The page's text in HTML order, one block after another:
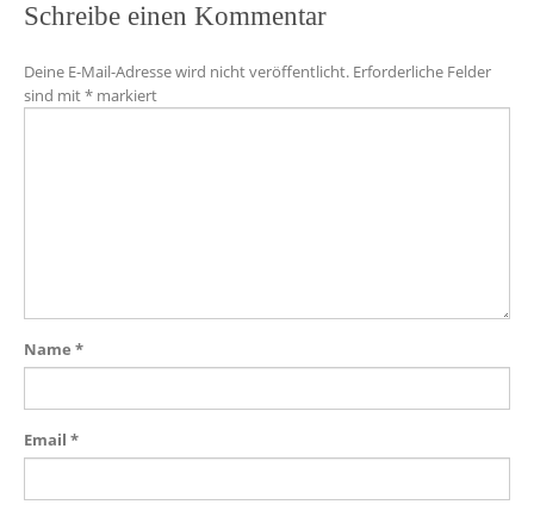
Schreibe einen Kommentar
Deine E-Mail-Adresse wird nicht veröffentlicht. Erforderliche Felder
sind mit* markiert
Name *
Email *